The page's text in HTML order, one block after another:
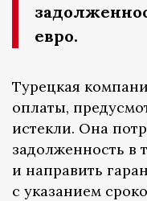
евро.
Турецкая
оплаты,
истекли. Она
задолженность в
и направить
с указанием